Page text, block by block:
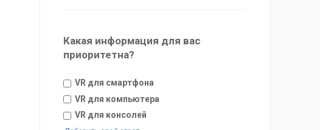
Какая информация для вас
приоритетна?
VR для смартфона
VR для компьютера
VR для консолей